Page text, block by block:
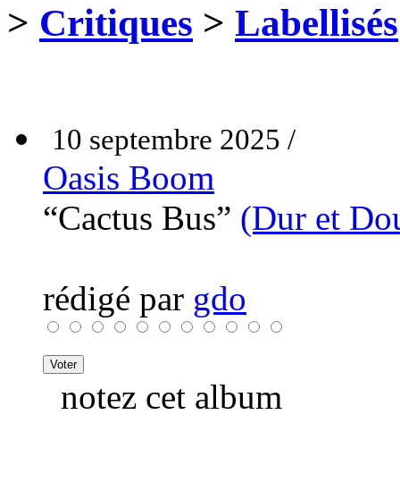
> Critiques > Labellisés
10 septembre 2025 /
Oasis Boom
“Cactus Bus” (Dur et
rédigé par gdo
notez cet album